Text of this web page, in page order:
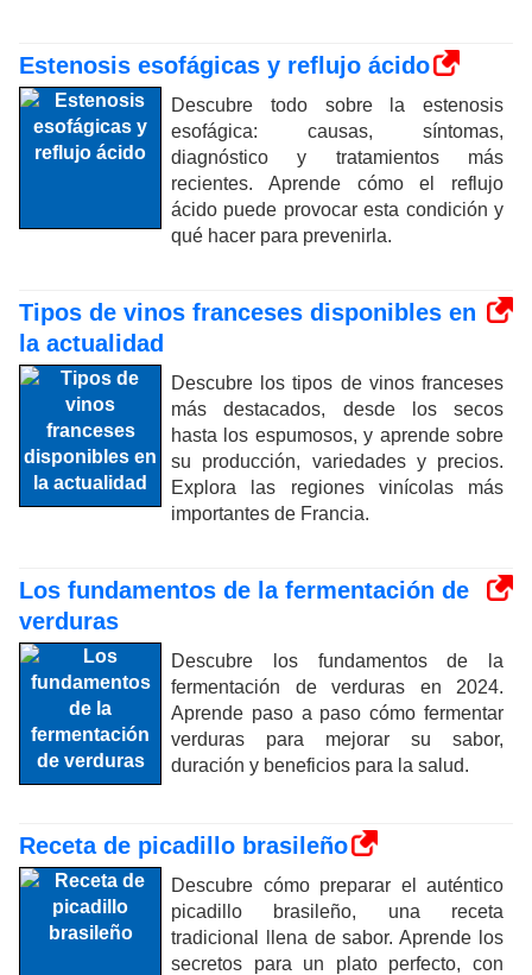
Estenosis esofágicas y reflujo ácido
Descubre todo sobre la estenosis
esofágica: causas, síntomas,
diagnóstico y tratamientos más
recientes. Aprende cómo el reflujo
ácido puede provocar esta condición y
qué hacer para prevenirla.
Tipos de vinos franceses disponibles en
la actualidad
Descubre los tipos de vinos franceses
más destacados, desde los secos
hasta los espumosos, y aprende sobre
su producción, variedades y precios.
Explora las regiones vinícolas más
importantes de Francia.
Los fundamentos de la fermentación de
verduras
Descubre los fundamentos de la
fermentación de verduras en 2024.
Aprende paso a paso cómo fermentar
verduras para mejorar su sabor,
duración y beneficios para la salud.
Receta de picadillo brasileño
Descubre cómo preparar el auténtico
picadillo brasileño, una receta
tradicional llena de sabor. Aprende los
secretos para un plato perfecto, con